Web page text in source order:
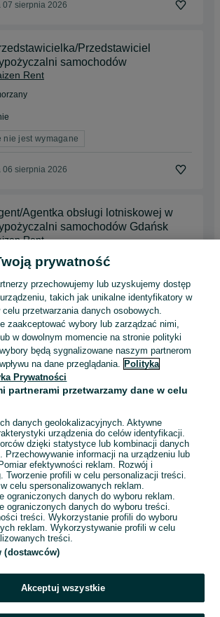
sierpnia 2026
Przedstawiciel
samochodów
Rent
nie jest wymagane
sierpnia 2026
Agentka obsługi lotniskowej w
samochodów Gdańsk
Rent
nie jest wymagane
05 sierpnia 2026
Przedstawicielka
samochodów
Rent
nie jest wymagane
sierpnia 2026
1
prywatność
przechowujemy lub uzyskujemy dostęp
takich jak unikalne identyfikatory w
przetwarzania danych osobowych.
zaakceptować wybory lub zarządzać nimi,
w dowolnym momencie na stronie polityki
będą sygnalizowane naszym partnerom
na dane przeglądania. Polityka
Prywatności
partnerami przetwarzamy dane w celu
danych geolokalizacyjnych. Aktywne
urządzenia do celów identyfikacji.
dzięki statystyce lub kombinacji danych
Przechowywanie informacji na urządzeniu lub
efektywności reklam. Rozwój i
Tworzenie profili w celu personalizacji treści.
celu spersonalizowanych reklam.
ograniczonych danych do wyboru reklam.
ograniczonych danych do wyboru treści.
treści. Wykorzystanie profili do wyboru
reklam. Wykorzystywanie profili w celu
treści.
(dostawców)
Akceptuj wszystkie